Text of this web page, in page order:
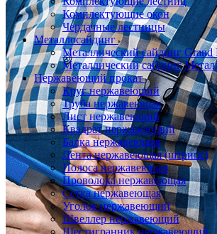
Комплектующие окон
Чердачные лестницы
Металлосайдинг
Металлический сайдинг Grand
Металлический сайдинг
Нержавеющий прокат
Круг нержавеющий
Труба нержавеющая
Лист нержавеющий
Квадрат нержавеющий
Балка нержавеющая
Лента нержавеющая (штрипс)
Полоса нержавеющая
Проволока нержавеющая
Сетка нержавеющая
Уголок нержавеющий
Швеллер нержавеющий
Шестигранник нержавеющий